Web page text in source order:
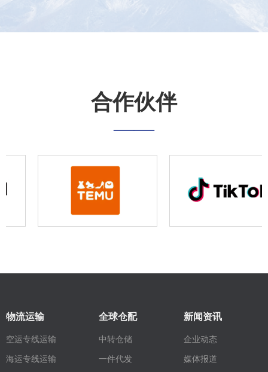
合作伙伴
——
物流运输
空运专线运输
海运专线运输
全球仓配
中转仓储
一件代发
新闻资讯
企业动态
媒体报道